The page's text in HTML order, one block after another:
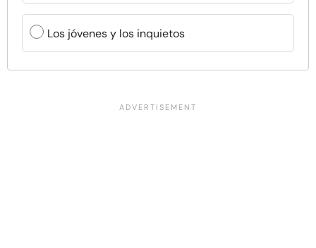
Los jóvenes y los inquietos